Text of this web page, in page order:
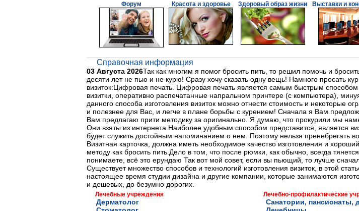
Форум Красота и здоровье Здоровый образ жизни Выставки и
Справочная информация
03 Августа 2026Так как многим я помог бросить пить, то решил помочь и
десяти лет не пью и не курю! Сразу хочу сказать одну вещь! Намного просать
визиток:Цифровая печать. Цифровая печать является самым быстрым
визитки, оперативно распечатанные напральном принтере (с компьютера),
данного способа изготовления визиток можно отнести стоимость и некоторые
и полезнее для Вас, и легче в плане борьбы с курением! Сначала я Вам
Вам предлагаю прити методику за оригинально. Я думаю, что прокурили мы
Они взяты из интернета.Наиболее удобным способом представится, является
будет служить достойным напоминанием о нем. Поэтому нельзя пренебрегать
Визитная карточка, должна иметь необходимое качество изготовления и
методу как бросить пить.Дело в том, что после рюмки, как обычно, всегда
понимаете, всё это ерундаю Так вот мой совет, если вы пьющий, то лучше
Существует множество способов и технологий изготовления визиток, в этой
настоящее время студии дизайна и другие компании, которые занимаются
и дешевых, до безумно дорогих.
Лечебные учреждения
Дерматолог
Лечебно-профилактические
Санатории, пансионаты,